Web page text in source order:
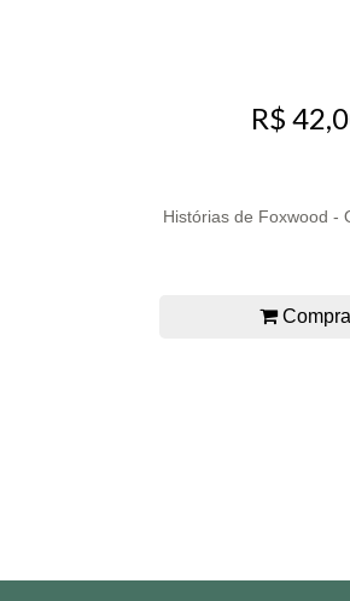
R$
Histórias de Foxwood -